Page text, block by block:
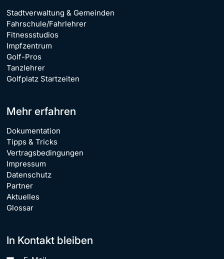
Stadtverwaltung & Gemeinden
Fahrschule/Fahrlehrer
Fitnessstudios
Impfzentrum
Golf-Pros
Tanzlehrer
Golfplatz Startzeiten
Mehr erfahren
Dokumentation
Tipps & Tricks
Vertragsbedingungen
Impressum
Datenschutz
Partner
Aktuelles
Glossar
In Kontakt bleiben